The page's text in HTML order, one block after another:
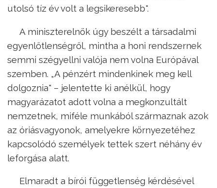
utolsó tíz év volt a legsikeresebb".
A miniszterelnök úgy beszélt a társadalmi
egyenlőtlenségről, mintha a honi rendszernek
semmi szégyellni valója nem volna Európával
szemben. „A pénzért mindenkinek meg kell
dolgoznia" – jelentette ki anélkül, hogy
magyarázatot adott volna a megkonzultált
nemzetnek, miféle munkából származnak azok
az óriásvagyonok, amelyekre környezetéhez
kapcsolódó személyek tettek szert néhány év
leforgása alatt.
Elmaradt a bírói függetlenség kérdésével